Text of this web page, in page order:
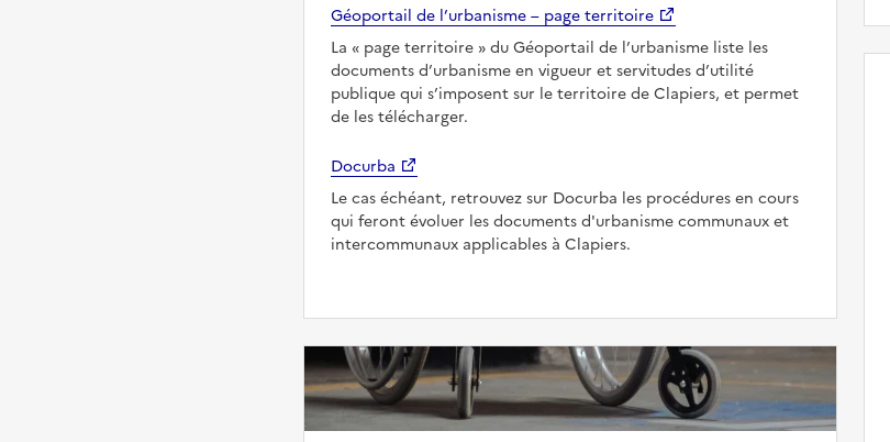
Géoportail de l’urbanisme – page territoire
La
page territoire
du Géoportail de l’urbanisme liste les
documents d’urbanisme en vigueur et servitudes d’utilité
publique qui s’imposent sur le territoire de Clapiers, et permet
de les télécharger.
Docurba
Le cas échéant, retrouvez sur Docurba les procédures en cours
qui feront évoluer les documents d'urbanisme communaux et
intercommunaux applicables à Clapiers.